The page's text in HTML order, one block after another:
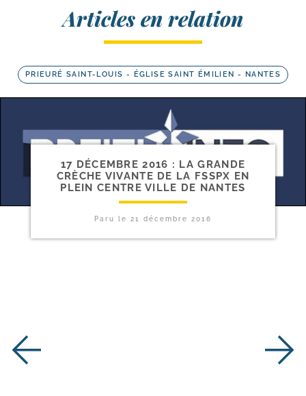
Articles en relation
PRIEURÉ SAINT-LOUIS - ÉGLISE SAINT ÉMILIEN - NANTES
17 DÉCEMBRE 2016 : LA GRANDE
CRÈCHE VIVANTE DE LA FSSPX EN
PLEIN CENTRE VILLE DE NANTES
Paru le 21 décembre 2016